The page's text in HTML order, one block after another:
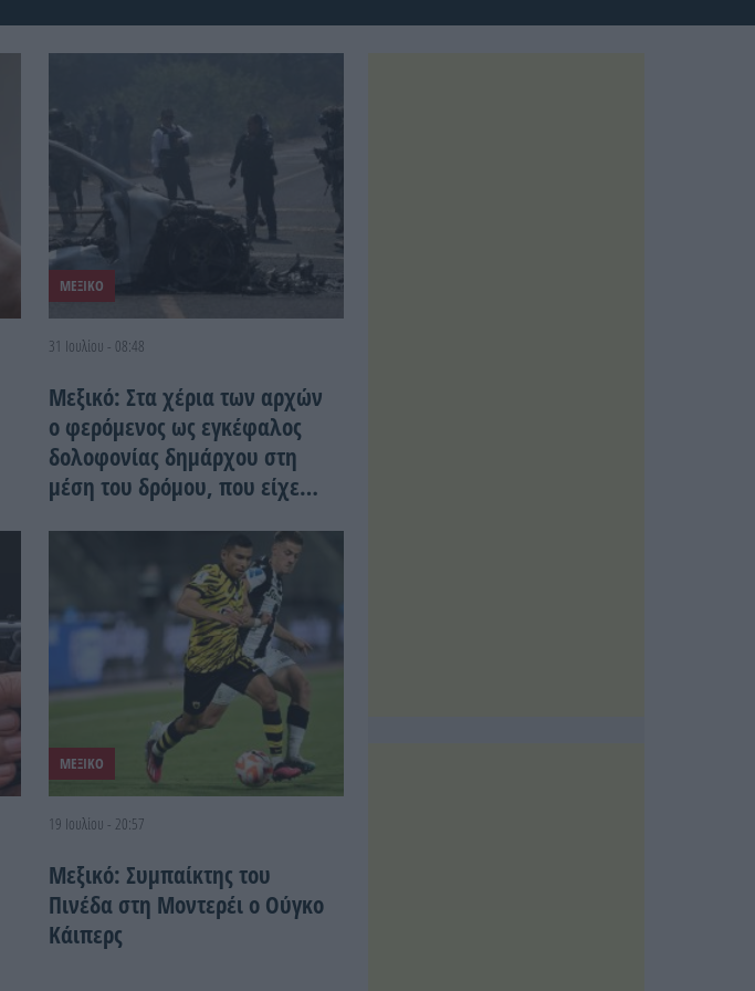
ΜΕΞΙΚΟ
31 Ιουλίου - 08:48
Μεξικό: Στα χέρια των αρχών
ο φερόμενος ως εγκέφαλος
δολοφονίας δημάρχου στη
μέση του δρόμου, που είχε
ΜΕΞΙΚΟ
19 Ιουλίου - 20:57
Μεξικό: Συμπαίκτης του
Πινέδα στη Μοντερέι ο Ούγκο
Κάιπερς